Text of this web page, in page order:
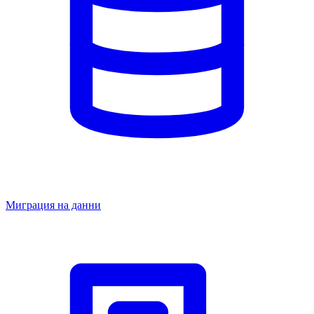
Миграция на данни